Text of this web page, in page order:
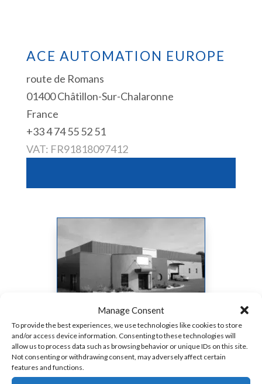
Manage Consent
To provide the best experiences, we use technologies like cookies to store
and/or access device information. Consenting to these technologies will
allow us to process data such as browsing behavior or unique IDs on this site.
Not consenting or withdrawing consent, may adversely affect certain
features and functions.
ACE AUTOMATION EUROPE
route de Romans
01400 Châtillon-Sur-Chalaronne
France
+33 4 74 55 52 51
VAT: FR91818097412